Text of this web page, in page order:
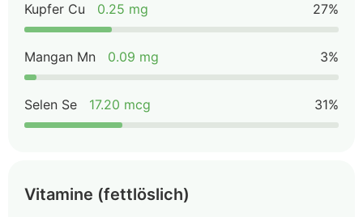
Kupfer Cu 0.25 mg 27%
Mangan Mn 0.09 mg 3%
Selen Se 17.20 mcg 31%
Vitamine (fettlöslich)